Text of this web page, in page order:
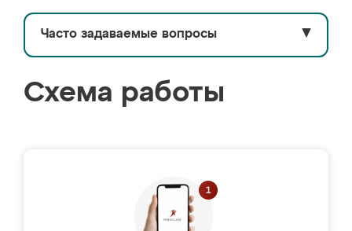
Часто задаваемые вопросы ▼
Схема работы